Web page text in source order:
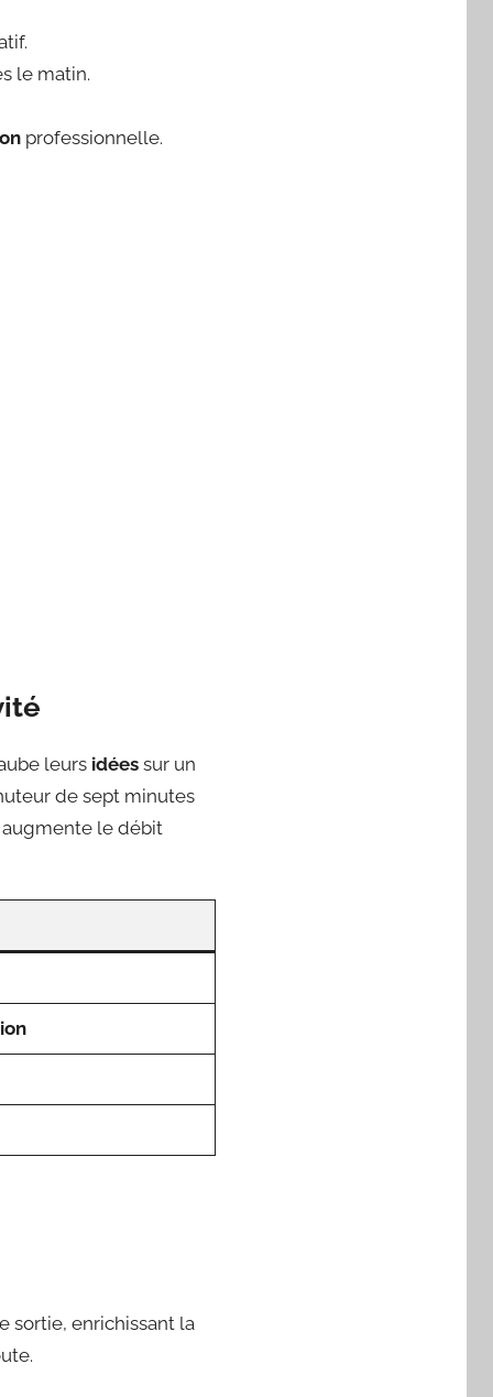
le matin.
professionnelle.
leurs idées sur un
de sept minutes
augmente le débit
sortie, enrichissant la